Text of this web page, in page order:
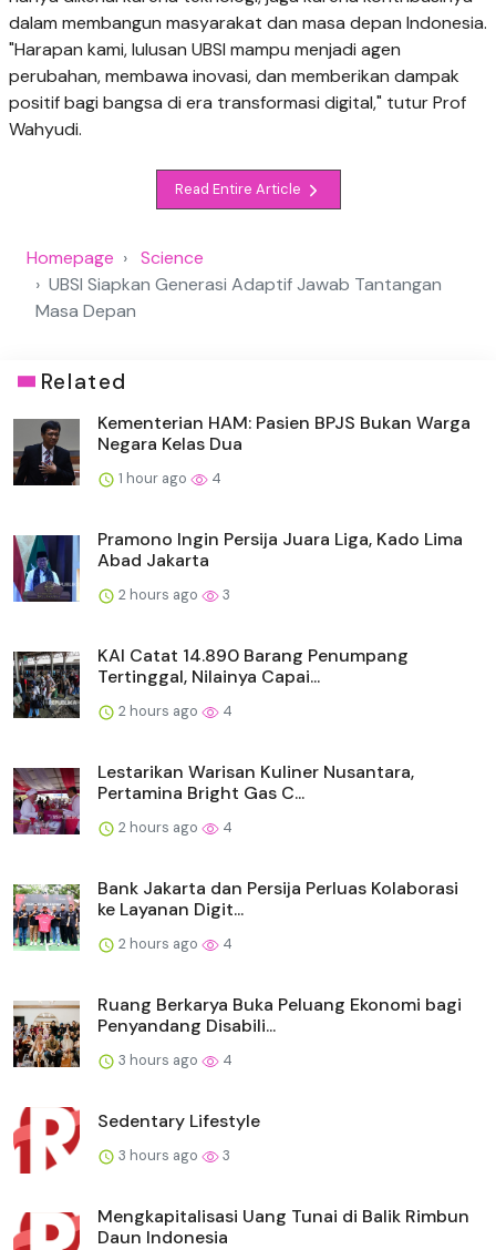
dalam membangun masyarakat dan masa depan Indonesia.
"Harapan kami, lulusan UBSI mampu menjadi agen
perubahan, membawa inovasi, dan memberikan dampak
positif bagi bangsa di era transformasi digital," tutur Prof
Wahyudi.
Read Entire Article
Homepage
Science
UBSI Siapkan Generasi Adaptif Jawab Tantangan
Masa Depan
Related
Kementerian HAM: Pasien BPJS Bukan Warga
Negara Kelas Dua
1 hour ago 4
Pramono Ingin Persija Juara Liga, Kado Lima
Abad Jakarta
2 hours ago 3
KAI Catat 14.890 Barang Penumpang
Tertinggal, Nilainya Capai...
2 hours ago 4
Lestarikan Warisan Kuliner Nusantara,
Pertamina Bright Gas C...
2 hours ago 4
Bank Jakarta dan Persija Perluas Kolaborasi
ke Layanan Digit...
2 hours ago 4
Ruang Berkarya Buka Peluang Ekonomi bagi
Penyandang Disabili...
3 hours ago 4
Sedentary Lifestyle
3 hours ago 3
Mengkapitalisasi Uang Tunai di Balik Rimbun
Daun Indonesia